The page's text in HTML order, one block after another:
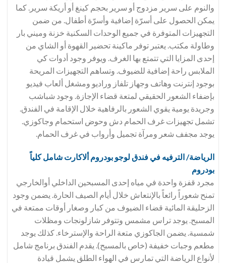
والنوم على سرير مزدوج أو سرير بحجم كينغ أو أريكة سرير. كما
يمكن الحصول على أسرّة إضافية وأسرّة أطفال. من ضمن
التجهيزات المتوفرة في جميع الوحدات السكنية خزنة وميني بار
وطاولة مكتب. يعتبر توفر ماكينة تحضير القهوة أو الشاي من
إحدى المزايا التي تتمتع بها الغرف. ويوفر وجود أدوات كي
الملابس راحة إضافية للضيوف. وتساهم التجهيزات المريحة
بوجود إنترنت وهاتف وجهاز تلفاز وراديو ومشغل ألعاب فيديو
بإضفاء الشعور الحقيقي لمتعة قضاء الإجازة. وجود شباشب
وجريدة يومية يقوي الشعور بالرفاهية خلال الإقامة في الفندق.
تشمل تجهيزات غرف الحمام دش وحوض استحمام وجاكوزي.
يوجد مجفف شعر ومرآة تجميل وأرواب في غرف الحمام.
الرياضة/ الترفيه في فندق لوجو بودروم ألاكارت شامل كلياً
بودروم
مجرد قفزة واحدة في مياه إحدى المسبحين الداخلي أوالخارجي
تمنح شعوراً رائعاً بالإنتعاش خلال أيام الصيف الحارة. يضمن وجود
الزحليقة المائية قضاء الضيوف من كبار وصغار أوقات ممتعة في
المسبح. يوجد تراس مشمس وتتوفر شازلونجات ومظلات
شمسية. يضمن الجاكوزي متعة الراحة والإسترخاء. كذلك يوجد
مطعم وجبات خفيفة (خاص بالمسبح). يقدم الفندق برنامج شامل
لأنواع الرياضة التي تمارس في الهواء الطلق يشمل قيادة